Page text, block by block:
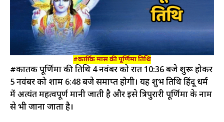
#कार्तिक मास की पूर्णिमा तिथि
#कार्तिक पूर्णिमा की तिथि 4 नवंबर को रात 10:36 बजे शुरू होकर
5 नवंबर को शाम 6:48 बजे समाप्त होगी। यह शुभ तिथि हिंदू धर्म
में अत्यंत महत्वपूर्ण मानी जाती है और इसे त्रिपुरारी पूर्णिमा के नाम
से भी जाना जाता है।​